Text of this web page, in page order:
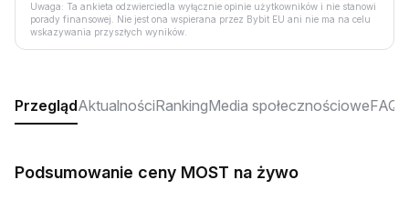
Uwaga: Ta ankieta odzwierciedla wyłącznie opinie użytkowników i nie stanowi
porady finansowej. Nie jest ona wspierana przez Bybit EU ani nie ma na celu
wskazywania przyszłych wyników.
PrzeglądAktualnościRankingMedia społecznościoweFAQ
Podsumowanie ceny MOST na żywo